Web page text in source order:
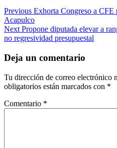
Post
navigation
Previous Exhorta Congreso a CFE
Acapulco
Next Propone diputada elevar a
no regresividad presupuestal
Deja un comentario
Tu dirección de correo electrónico
obligatorios están marcados con *
Comentario *